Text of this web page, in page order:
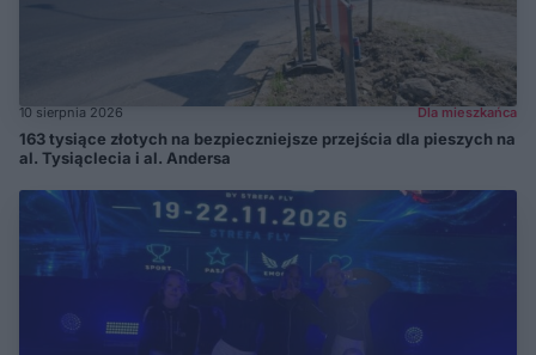
10 sierpnia 2026 Dla mieszkańca
163 tysiące złotych na bezpieczniejsze przejścia dla pieszych na
al. Tysiąclecia i al. Andersa